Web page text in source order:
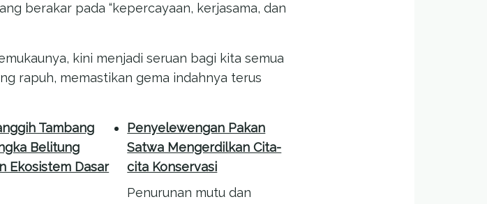
berakar pada “kepercayaan, kerjasama, dan
kini menjadi seruan bagi kita semua
rapuh, memastikan gema indahnya terus
Tambang
Belitung
Ekosistem Dasar
Penyelewengan Pakan
Satwa Mengerdilkan Cita-
cita Konservasi
Penurunan mutu dan